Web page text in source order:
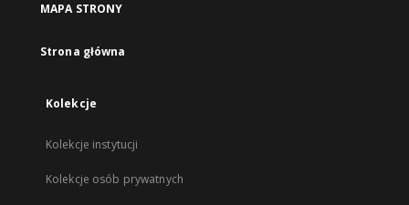
MAPA STRONY
Strona główna
Kolekcje
Kolekcje instytucji
Kolekcje osób prywatnych